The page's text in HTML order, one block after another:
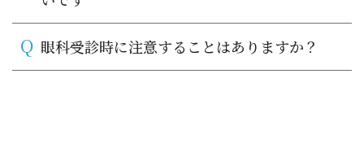
Q 眼科受診時に注意することはありますか？